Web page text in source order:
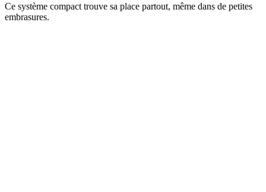
Ce système compact trouve sa place partout, même dans de petites
embrasures.